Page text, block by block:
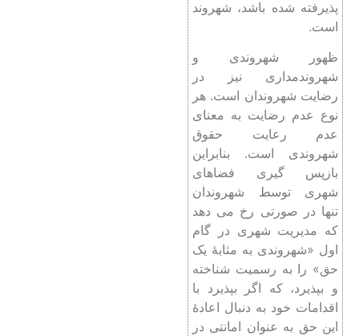
پذیرفته شده باشد، شهروند
است.
ظهور شهروندی و
شهروندمداری نیز در
رضایت شهروندان است. هر
نوع عدم رضایت به معنای
عدم رعایت حقوق
شهروندی است. بنابراین
بازپس گیری فضاهای
شهری توسط شهروندان
تنها در صورتی رخ می دهد
که مدیریت شهری در گام
اول «شهروندی به مثابۀ یک
حق» را به رسمیت شناخته
و بپذیرد، که اگر بپذیرد با
اقدامات خود به دنبال اعادۀ
این حق به عنوان امانتی در